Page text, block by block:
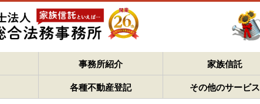
事務所紹介 家族信託
各種不動産登記 その他のサービス